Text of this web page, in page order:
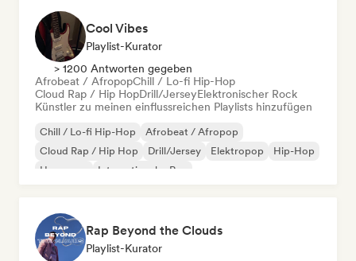
Cool Vibes
Playlist-Kurator
> 1200 Antworten gegeben
Afrobeat / AfropopChill / Lo-fi Hip-Hop
Cloud Rap / Hip HopDrill/JerseyElektronischer Rock
Künstler zu meinen einflussreichen Playlists hinzufügen
Chill / Lo-fi Hip-Hop
Afrobeat / Afropop
Cloud Rap / Hip Hop
Drill/Jersey Elektropop
Hip-Hop
Hyperpop
Internationaler Rap
Rap Beyond the Clouds
Playlist-Kurator